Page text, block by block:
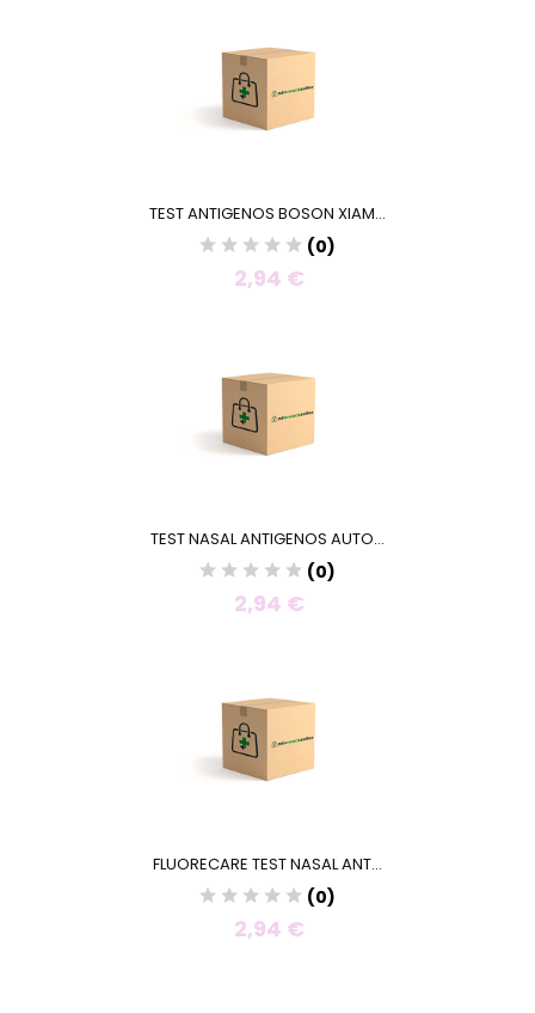
TEST ANTIGENOS BOSON XIAM...
(0)
2,94 €
TEST NASAL ANTIGENOS AUTO...
(0)
2,94 €
FLUORECARE TEST NASAL ANT...
(0)
2,94 €